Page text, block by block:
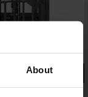
About